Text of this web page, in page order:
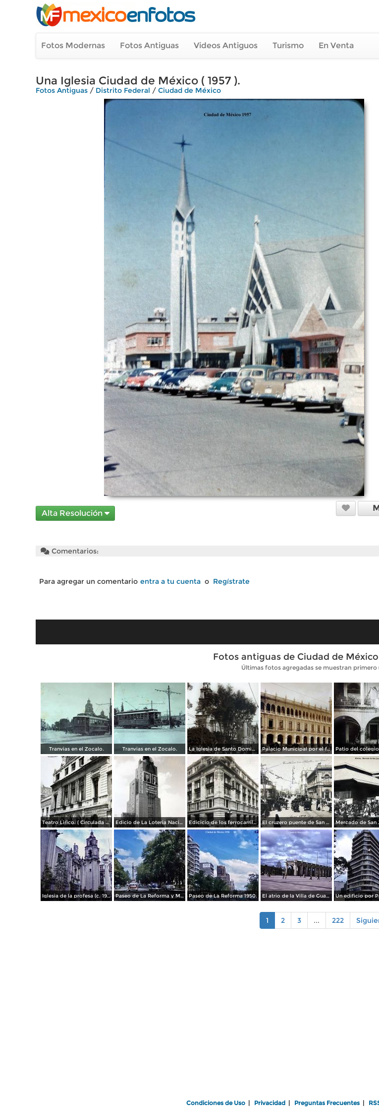
Fotos Modernas Fotos Antiguas Videos Antiguos Turismo En Venta
Una Iglesia Ciudad de México ( 1957 ).
Fotos Antiguas / Distrito Federal / Ciudad de México
Alta Resolución
Comentarios:
Para agregar un comentario entra a tu cuenta o Regístrate
Fotos antiguas de Ciudad de
Últimas fotos agregadas se muestran primero
Tranvias en el Zocalo. Tranvias en el Zocalo. La Iglesia de Santo Domingo. Palacio Municipal por el fotografo Hugo Brehme..
Teatro Lirico. ( Circulada el 1 de Agosto de 1926 ). Edicio de La Loteria Nacional Ciudad de México Abril de 1964 Edicicio de los ferrocarriles. El cruzero puente de San Francisco y Guardiola por el fotografo Felix Miret.
Iglesia de la profesa (c. 1950) Paseo de La Reforma y Mto a La Independencia 1950 Paseo de La Reforma 1950. El atrio de la Villa de Guadalupe 1950.
1 2 3 ... 222
Condiciones de Uso Privacidad Preguntas Frecuentes